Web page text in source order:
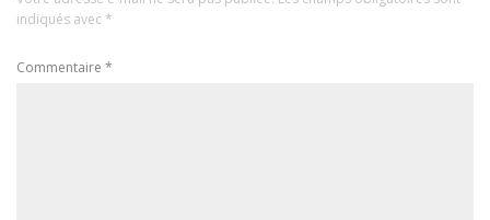
indiqués avec *
Commentaire *